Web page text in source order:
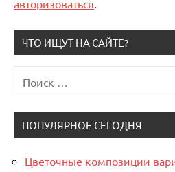
авторизоваться
ЧТО ИЩУТ НА САЙТЕ?
для:
ПОПУЛЯРНОЕ СЕГОДНЯ
Цветочные композиции